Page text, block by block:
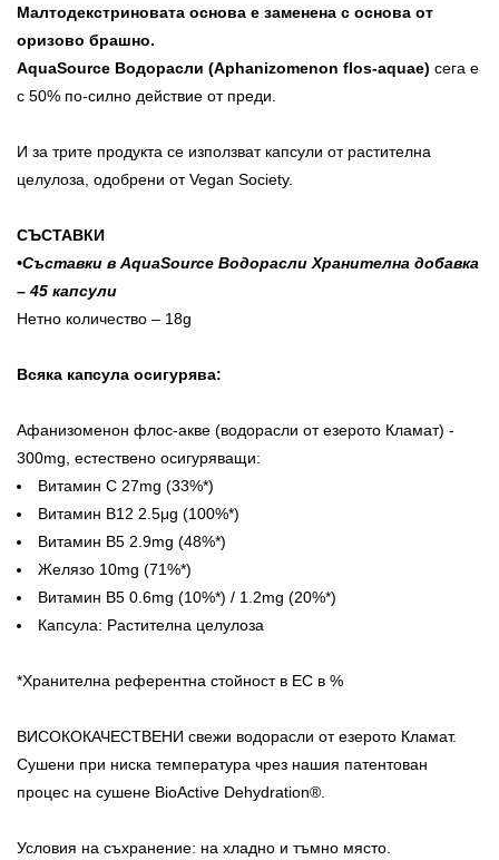
Малтодекстриновата основа е заменена с основа от
оризово брашно.
AquaSource Водорасли (Aphanizomenon flos-aquae) сега е
с 50% по-силно действие от преди.
И за трите продукта се използват капсули от растителна
целулоза, одобрени от Vegan Society.
СЪСТАВКИ
•Съставки в AquaSource Водорасли Хранителна добавка
– 45 капсули
Нетно количество – 18g
Всяка капсула осигурява:
Афанизоменон флос-акве (водорасли от езерото Кламат) -
300mg, естествено осигуряващи:
Витамин С 27mg (33%*)
Витамин В12 2.5μg (100%*)
Витамин В5 2.9mg (48%*)
Желязо 10mg (71%*)
Витамин B5 0.6mg (10%*) / 1.2mg (20%*)
Капсула: Растителна целулоза
*Хранителна референтна стойност в ЕС в %
ВИСОКОКАЧЕСТВЕНИ свежи водорасли от езерото Кламат.
Сушени при ниска температура чрез нашия патентован
процес на сушене BioActive Dehydration®.
Условия на съхранение: на хладно и тъмно място.